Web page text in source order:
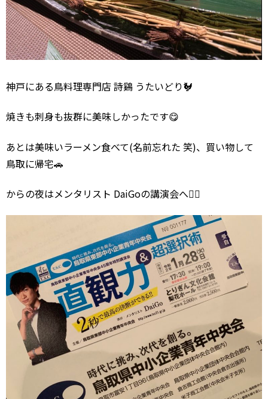
神戸にある鳥料理専門店 詩鷄 うたいどり🐓
焼きも刺身も抜群に美味しかったです😋
あとは美味いラーメン食べて(名前忘れた 笑)、買い物して
鳥取に帰宅🚗
からの夜はメンタリスト DaiGoの講演会へ🏃‍♂️